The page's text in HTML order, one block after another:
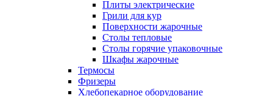
Плиты электрические
Грили для кур
Поверхности жарочные
Столы тепловые
Столы горячие упаковочные
Шкафы жарочные
Термосы
Фризеры
Хлебопекарное оборудование